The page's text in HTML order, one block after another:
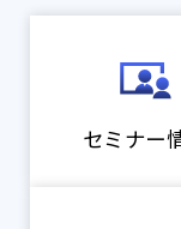
セミナー